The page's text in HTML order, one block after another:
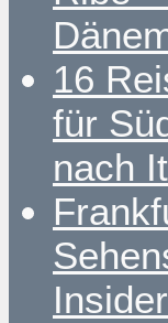
16
für
nach